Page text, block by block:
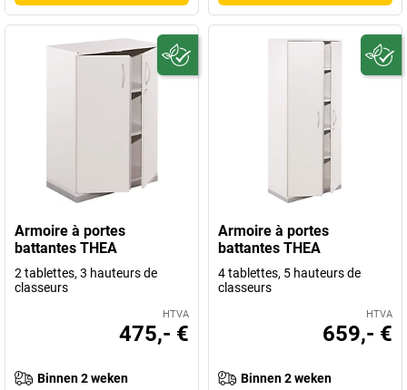
Armoire à portes
battantes THEA
2 tablettes, 3 hauteurs de
classeurs
HTVA
475,- €
Binnen 2 weken
Armoire à portes
battantes THEA
4 tablettes, 5 hauteurs de
classeurs
HTVA
659,- €
Binnen 2 weken